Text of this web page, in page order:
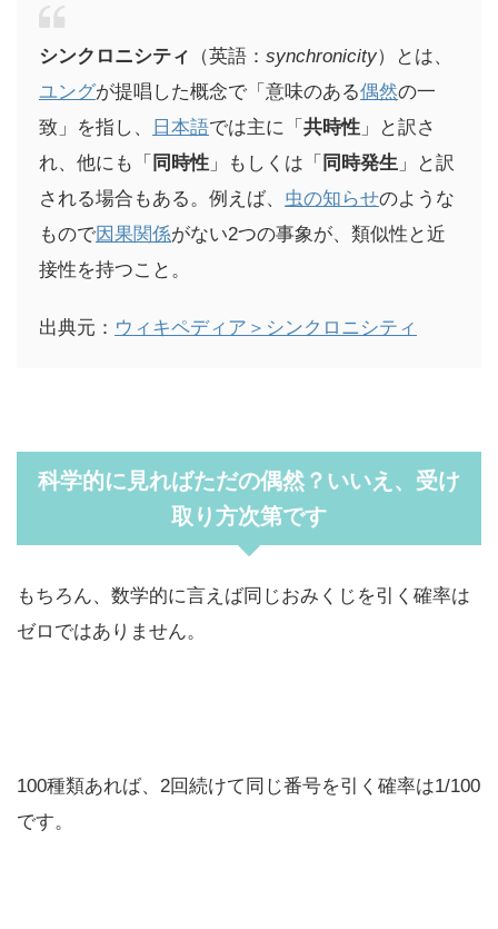
シンクロニシティ （英語： synchronicity）とは、
ユングが提唱した概念で「意味のある偶然の一
致」を指し、
日本語では主に「 共時性 」と訳さ
れ、他にも「 同時性 」もしくは「 同時発生 」と訳
される場合もある。例えば、 虫の知らせのような
もので因果関係がない2つの事象が、類似性と近
接性を持つこと。
出典元： ウィキペディア＞シンクロニシティ
科学的に見ればただの偶然？いいえ、受け
取り方次第です
もちろん、数学的に言えば同じおみくじを引く確率は
ゼロではありません。
100種類あれば、2回続けて同じ番号を引く確率は1/100
です。